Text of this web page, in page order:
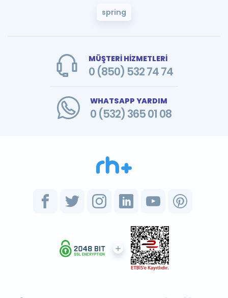
spring
MÜŞTERİ HİZMETLERİ
0 (850) 532 74 74
WHATSAPP YARDIM
0 (532) 365 01 08